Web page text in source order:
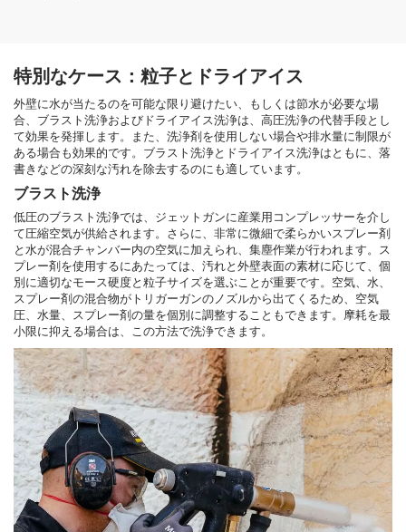
特別なケース：粒子とドライアイス
外壁に水が当たるのを可能な限り避けたい、もしくは節水が必要な場
合、ブラスト洗浄およびドライアイス洗浄は、高圧洗浄の代替手段とし
て効果を発揮します。また、洗浄剤を使用しない場合や排水量に制限が
ある場合も効果的です。ブラスト洗浄とドライアイス洗浄はともに、落
書きなどの深刻な汚れを除去するのにも適しています。
ブラスト洗浄
低圧のブラスト洗浄では、ジェットガンに産業用コンプレッサーを介し
て圧縮空気が供給されます。さらに、非常に微細で柔らかいスプレー剤
と水が混合チャンバー内の空気に加えられ、集塵作業が行われます。ス
プレー剤を使用するにあたっては、汚れと外壁表面の素材に応じて、個
別に適切なモース硬度と粒子サイズを選ぶことが重要です。空気、水、
スプレー剤の混合物がトリガーガンのノズルから出てくるため、空気
圧、水量、スプレー剤の量を個別に調整することもできます。摩耗を最
小限に抑える場合は、この方法で洗浄できます。